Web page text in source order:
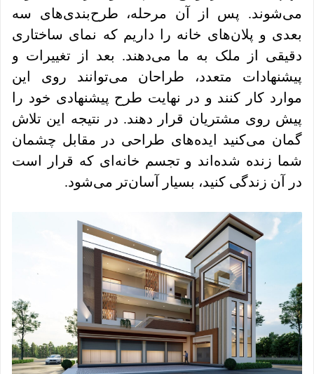
می‌شوند. پس از آن مرحله، طرح‌بندی‌های سه
بعدی و پلان‌های خانه را داریم که نمای ساختاری
دقیقی از ملک به ما می‌دهند. بعد از تغییرات و
پیشنهادات متعدد، طراحان می‌توانند روی این
موارد کار کنند و در نهایت طرح پیشنهادی خود را
پیش روی مشتریان قرار دهند. در نتیجه این تلاش
گمان می‌کنید ایده‌های طراحی در مقابل چشمان
شما زنده شده‌اند و تجسم خانه‌ای که قرار است
در آن زندگی کنید، بسیار آسان‌تر می‌شود.